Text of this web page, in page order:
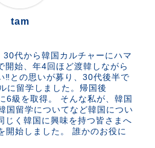
tam
代から韓国カルチャーにハマ
開始、年4回ほど渡韓しながら
‼︎との思いが募り、30代後半で
に留学しました。帰国後
級を取得。 そんな私が、韓国
国留学についてなど韓国につい
じく韓国に興味を持つ皆さまへ
開始しました。 誰かのお役に